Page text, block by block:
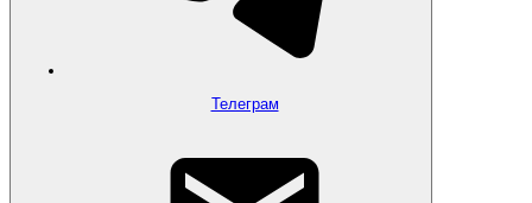
Телеграм